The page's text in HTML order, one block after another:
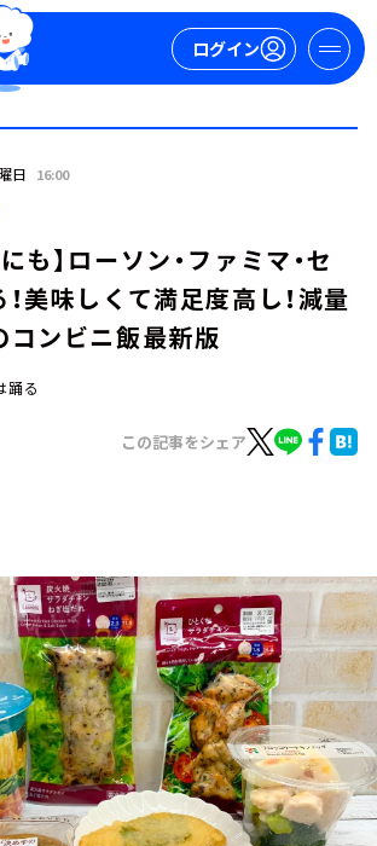
ログイン
ン
グッズ
日 16:00
も】ローソン・ファミマ・セ
美味しくて満足度高し！減量
コンビニ飯最新版
踊る
この記事をシェア